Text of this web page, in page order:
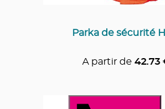
Parka de sécurité
A partir de 42.73